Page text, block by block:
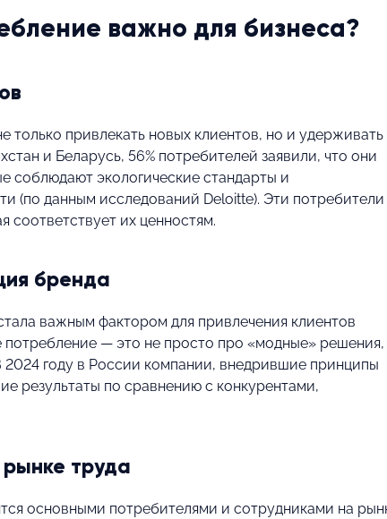
важно для бизнеса?
только привлекать новых клиентов, но и удерживать
и Беларусь, 56% потребителей заявили, что они
соблюдают экологические стандарты и
(по данным исследований Deloitte). Эти потребители
соответствует их ценностям.
бренда
важным фактором для привлечения клиентов
— это не просто про «модные» решения,
2024 году в России компании, внедрившие принципы
результаты по сравнению с конкурентами,
труда
основными потребителями и сотрудниками на